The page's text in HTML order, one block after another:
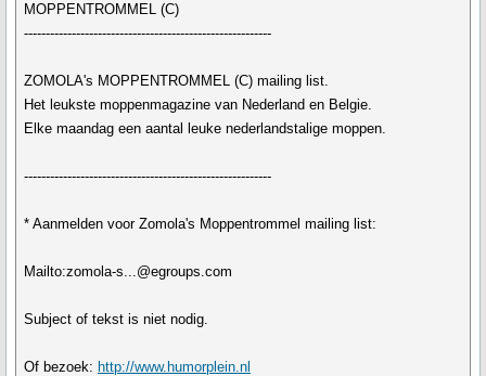
MOPPENTROMMEL (C)
---------------------------------------------------------
ZOMOLA's MOPPENTROMMEL (C) mailing list.
Het leukste moppenmagazine van Nederland en Belgie.
Elke maandag een aantal leuke nederlandstalige moppen.
---------------------------------------------------------
* Aanmelden voor Zomola's Moppentrommel mailing list:
Mailto:zomola-s...@egroups.com
Subject of tekst is niet nodig.
Of bezoek: http://www.humorplein.nl